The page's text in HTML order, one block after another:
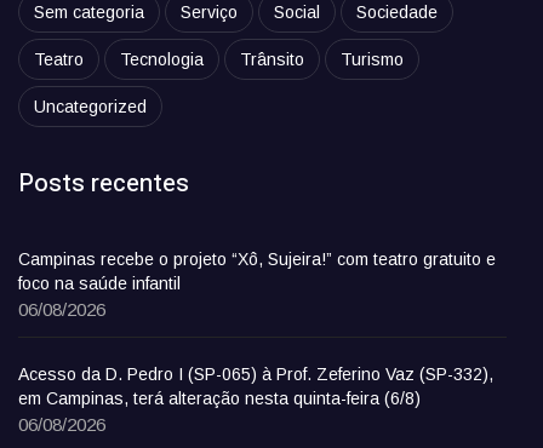
Sem categoria Serviço Social Sociedade
Teatro Tecnologia Trânsito Turismo
Uncategorized
Posts recentes
Campinas recebe o projeto “Xô, Sujeira!” com teatro gratuito e
foco na saúde infantil
06/08/2026
Acesso da D. Pedro I (SP-065) à Prof. Zeferino Vaz (SP-332),
em Campinas, terá alteração nesta quinta-feira (6/8)
06/08/2026